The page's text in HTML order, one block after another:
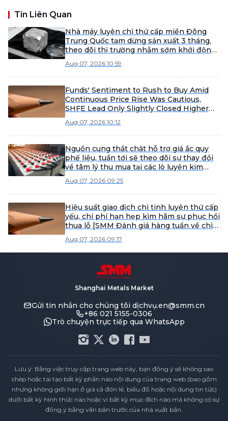
Tin Liên Quan
Nhà máy luyện chì thứ cấp miền Đông
Trung Quốc tạm dừng sản xuất 3 tháng,
theo dõi thị trường nhằm sớm khởi động
Aug 07, 2026 10:59
Funds' Sentiment to Rush to Buy Amid
Continuous Price Rise Was Cautious,
SHFE Lead Only Slightly Closed Higher
Aug 07, 2026 10:12
Nguồn cung thắt chặt hỗ trợ giá ắc quy
phế liệu, tuần tới sẽ theo dõi sự thay đổi
về tâm lý thu mua tại các lò luyện kim
Aug 07, 2026 09:25
Hiệu suất giao dịch chì tinh luyện thứ cấp
yếu, chi phí hạn hẹp kìm hãm sự phục hồi
thua lỗ [SMM Đánh giá hàng tuần về chì
Aug 07, 2026 09:17
Shanghai Metals Market
Gửi tin nhắn cho chúng tôi dịchvụ.en@smm.cn
+86 021 5155-0306
Trò chuyện trực tiếp qua WhatsApp
Lưu ý: Bằng việc truy cập trang web này, bạn đồng ý sẽ không sao
chép hoặc tái tạo bất kỳ phần nào nội dung của trang web (bao gồm
nhưng không giới hạn ở giá cả đơn lẻ, biểu đồ hoặc nội dung tin tức)
dưới bất kỳ hình thức nào hoặc vì bất kỳ mục đích nào mà không có sự
đồng ý bằng văn bản trước của nhà xuất bản.